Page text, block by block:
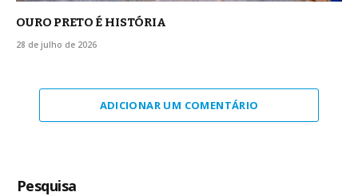
OURO PRETO É HISTÓRIA
28 de julho de 2026
ADICIONAR UM COMENTÁRIO
Pesquisa